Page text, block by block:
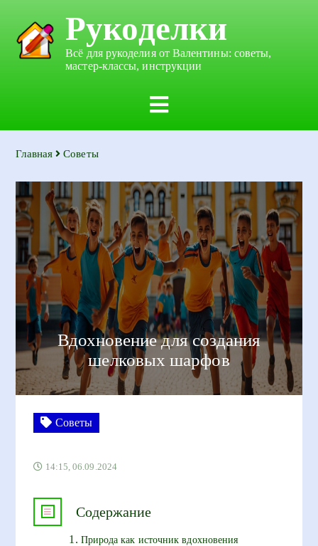
Рукоделки
Всё для рукоделия от Валентины: советы,
мастер-классы, инструкции
Главная Советы
Вдохновение для создания
шелковых шарфов
Советы
14:15, 06.09.2024
Содержание
Природа как источник вдохновения